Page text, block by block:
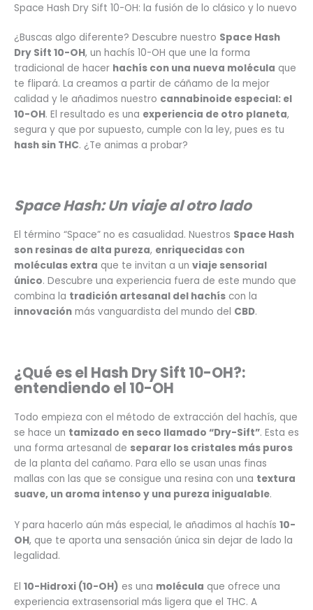
Space Hash Dry Sift 10-OH: la fusión de lo clásico y lo nuevo
¿Buscas algo diferente? Descubre nuestro Space Hash
Dry Sift 10-OH, un hachís 10-OH que une la forma
tradicional de hacer hachís con una nueva molécula que
te flipará. La creamos a partir de cáñamo de la mejor
calidad y le añadimos nuestro cannabinoide especial: el
10-OH. El resultado es una experiencia de otro planeta,
segura y que por supuesto, cumple con la ley, pues es tu
hash sin THC. ¿Te animas a probar?
Space Hash: Un viaje al otro lado
El término “Space” no es casualidad. Nuestros Space Hash
son resinas de alta pureza, enriquecidas con
moléculas extra que te invitan a un viaje sensorial
único. Descubre una experiencia fuera de este mundo que
combina la tradición artesanal del hachís con la
innovación más vanguardista del mundo del CBD.
¿Qué es el Hash Dry Sift 10-OH?:
entendiendo el 10-OH
Todo empieza con el método de extracción del hachís, que
se hace un tamizado en seco llamado “Dry-Sift”. Esta es
una forma artesanal de separar los cristales más puros
de la planta del cañamo. Para ello se usan unas finas
mallas con las que se consigue una resina con una textura
suave, un aroma intenso y una pureza inigualable.
Y para hacerlo aún más especial, le añadimos al hachís 10-
OH, que te aporta una sensación única sin dejar de lado la
legalidad.
El 10-Hidroxi (10-OH) es una molécula que ofrece una
experiencia extrasensorial más ligera que el THC. A